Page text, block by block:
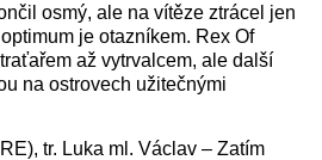
osmý, ale na vítěze ztrácel jen
je otazníkem. Rex Of
až vytrvalcem, ale další
na ostrovech užitečnými
tr. Luka ml. Václav – Zatím